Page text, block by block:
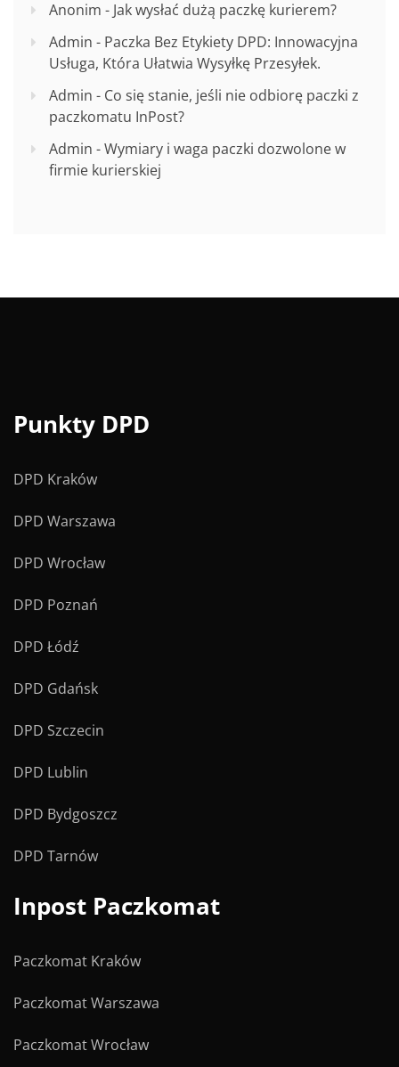
Anonim - Jak wysłać dużą paczkę kurierem?
Admin - Paczka Bez Etykiety DPD: Innowacyjna
Usługa, Która Ułatwia Wysyłkę Przesyłek.
Admin - Co się stanie, jeśli nie odbiorę paczki z
paczkomatu InPost?
Admin -Wymiary i waga paczki dozwolone w
firmie kurierskiej
Punkty DPD
DPD Kraków
DPD Warszawa
DPD Wrocław
DPD Poznań
DPD Łódź
DPD Gdańsk
DPD Szczecin
DPD Lublin
DPD Bydgoszcz
DPD Tarnów
Inpost Paczkomat
Paczkomat Kraków
Paczkomat Warszawa
Paczkomat Wrocław